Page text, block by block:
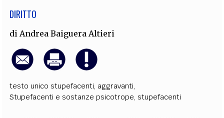
DIRITTO
di Andrea Baiguera Altieri
testo unico stupefacenti, aggravanti,
Stupefacenti e sostanze psicotrope,stupefacenti